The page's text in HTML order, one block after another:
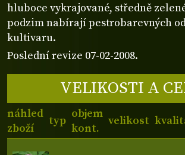
hluboce vykrajované, středně
podzim nabírají pestrobarevných
kultivaru.
Poslední revize 07-02-2008.
VELIKOSTI A
náhled
zboží
typ
objem
kont.
velikost